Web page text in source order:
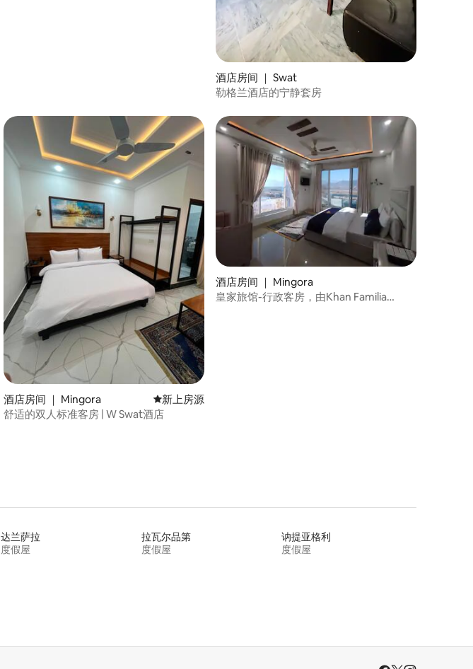
酒店房间 ｜ Swat
勒格兰酒店的宁静套房
酒店房间 ｜ Mingora 新房源
新上房源
舒适的双人标准客房 | W Swat酒店
酒店房间 ｜ Mingora
皇家旅馆-行政客房，由Khan Familia
达兰萨拉
度假屋
拉瓦尔品第
度假屋
讷提亚格利
度假屋